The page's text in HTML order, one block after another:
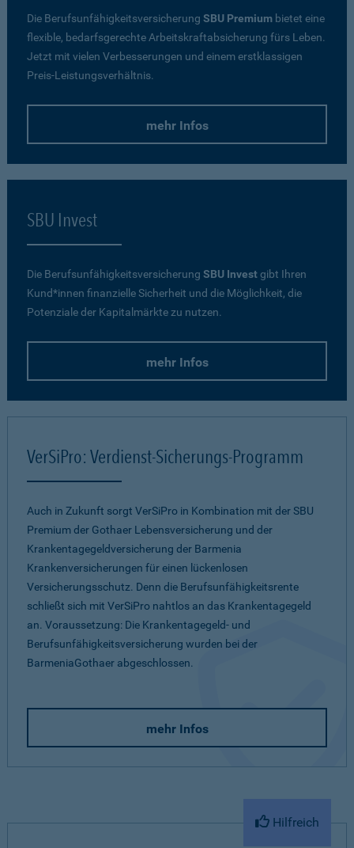
Die Berufsunfähigkeitsversicherung SBU Premium bietet eine
flexible, bedarfsgerechte Arbeitskraftabsicherung fürs Leben.
Jetzt mit vielen Verbesserungen und einem erstklassigen
Preis-Leistungsverhältnis.
mehr Infos
SBU Invest
Die Berufsunfähigkeitsversicherung SBU Investgibt Ihren
Kund*innen finanzielle Sicherheit und die Möglichkeit, die
Potenziale der Kapitalmärkte zu nutzen.
mehr Infos
VerSiPro: Verdienst-Sicherungs-Programm
Auch in Zukunft sorgt VerSiPro in Kombination mit der SBU
Premium der Gothaer Lebensversicherung und der
Krankentagegeldversicherung der Barmenia
Krankenversicherungen für einen lückenlosen
Versicherungsschutz. Denn die Berufsunfähigkeitsrente
schließt sich mit VerSiPro nahtlos an das Krankentagegeld
an. Voraussetzung: Die Krankentagegeld- und
Berufsunfähigkeitsversicherung wurden bei der
BarmeniaGothaer abgeschlossen.
mehr Infos
Hilfreich